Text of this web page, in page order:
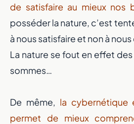
de satisfaire au mieux nos
posséder la nature, c’est
à nous satisfaire et non à
La nature se fout en effet
sommes…
De même,
la cybernétique
permet de mieux